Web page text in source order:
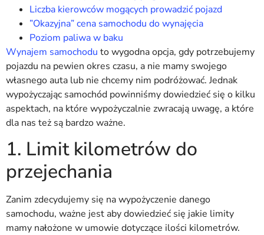
Liczba kierowców mogących prowadzić pojazd
”Okazyjna” cena samochodu do wynajęcia
Poziom paliwa w baku
Wynajem samochodu to wygodna opcja, gdy potrzebujemy
pojazdu na pewien okres czasu, a nie mamy swojego
własnego auta lub nie chcemy nim podróżować. Jednak
wypożyczając samochód powinniśmy dowiedzieć się o kilku
aspektach, na które wypożyczalnie zwracają uwagę, a które
dla nas też są bardzo ważne.
1. Limit kilometrów do
przejechania
Zanim zdecydujemy się na wypożyczenie danego
samochodu, ważne jest aby dowiedzieć się jakie limity
mamy nałożone w umowie dotyczące ilości kilometrów.